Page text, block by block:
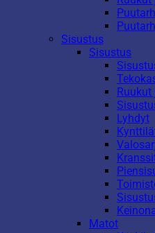
Sisustus
Sisustus
Lyhdyt
Matot